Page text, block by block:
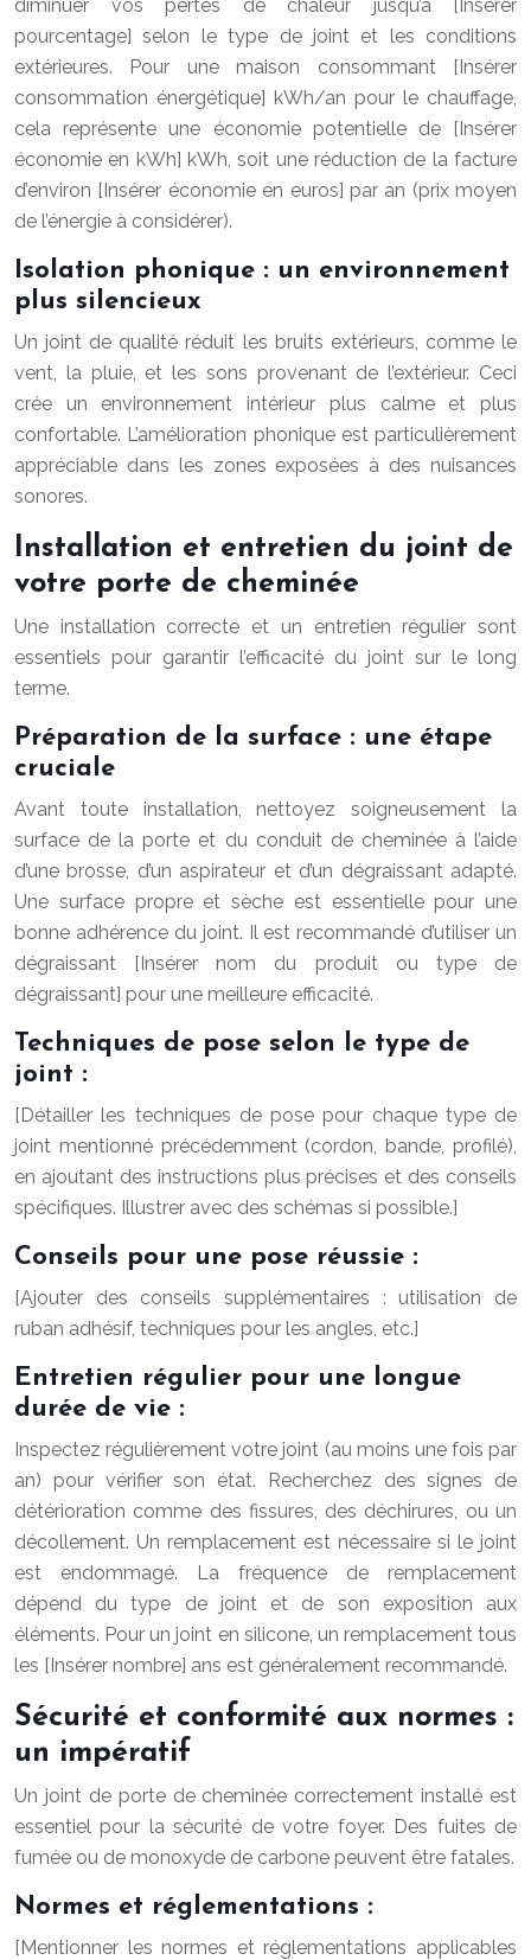
diminuer vos pertes de chaleur jusqu’à [Insérer
pourcentage] selon le type de joint et les conditions
extérieures. Pour une maison consommant [Insérer
consommation énergétique] kWh/an pour le chauffage,
cela représente une économie potentielle de [Insérer
économie en kWh] kWh, soit une réduction de la facture
d’environ [Insérer économie en euros] par an (prix moyen
de l’énergie à considérer).
Isolation phonique : un environnement
plus silencieux
Un joint de qualité réduit les bruits extérieurs, comme le
vent, la pluie, et les sons provenant de l’extérieur. Ceci
crée un environnement intérieur plus calme et plus
confortable. L’amélioration phonique est particulièrement
appréciable dans les zones exposées à des nuisances
sonores.
Installation et entretien du joint de
votre porte de cheminée
Une installation correcte et un entretien régulier sont
essentiels pour garantir l’efficacité du joint sur le long
terme.
Préparation de la surface : une étape
cruciale
Avant toute installation, nettoyez soigneusement la
surface de la porte et du conduit de cheminée à l’aide
d’une brosse, d’un aspirateur et d’un dégraissant adapté.
Une surface propre et sèche est essentielle pour une
bonne adhérence du joint. Il est recommandé d’utiliser un
dégraissant [Insérer nom du produit ou type de
dégraissant] pour une meilleure efficacité.
Techniques de pose selon le type de
joint :
[Détailler les techniques de pose pour chaque type de
joint mentionné précédemment (cordon, bande, profilé),
en ajoutant des instructions plus précises et des conseils
spécifiques. Illustrer avec des schémas si possible.]
Conseils pour une pose réussie :
[Ajouter des conseils supplémentaires : utilisation de
ruban adhésif, techniques pour les angles, etc.]
Entretien régulier pour une longue
durée de vie :
Inspectez régulièrement votre joint (au moins une fois par
an) pour vérifier son état. Recherchez des signes de
détérioration comme des fissures, des déchirures, ou un
décollement. Un remplacement est nécessaire si le joint
est endommagé. La fréquence de remplacement
dépend du type de joint et de son exposition aux
éléments. Pour un joint en silicone, un remplacement tous
les [Insérer nombre] ans est généralement recommandé.
Sécurité et conformité aux normes :
un impératif
Un joint de porte de cheminée correctement installé est
essentiel pour la sécurité de votre foyer. Des fuites de
fumée ou de monoxyde de carbone peuvent être fatales.
Normes et réglementations :
[Mentionner les normes et réglementations applicables